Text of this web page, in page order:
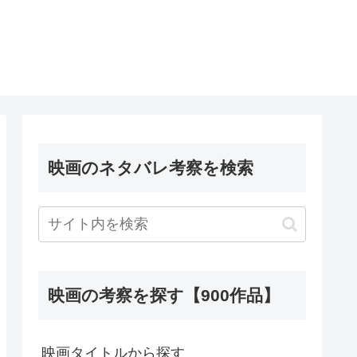
映画のネタバレ考察を検索
映画の考察を探す【900作品】
映画タイトルから探す